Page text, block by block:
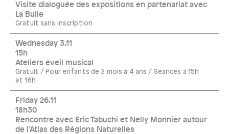
Visite dialoguée des expositions en partenariat avec
La Bulle
Gratuit sans inscription
Wednesday 3.11
15h
Ateliers éveil musical
Gratuit / Pour enfants de 3 mois à 4 ans / Séances à 15h
et 16h
Friday 26.11
18h30
Rencontre avec Eric Tabuchi et Nelly Monnier autour
de l’Atlas des Régions Naturelles